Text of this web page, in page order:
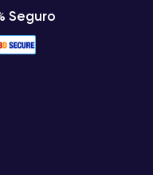
Seguro